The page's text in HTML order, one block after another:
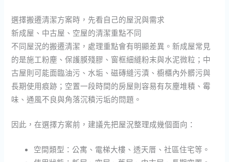
選擇搬遷清潔方案時，先看自己的屋況與需求
新成屋、中古屋、空屋的清潔重點不同
不同屋況的搬遷清潔，處理重點會有明顯差異。新成屋常見
的是施工粉塵、保護膜殘膠、窗框細縫粉末與水泥微粒；中
古屋則可能面臨油污、水垢、磁磚縫污漬、櫥櫃內外髒污與
長期使用痕跡；空置一段時間的房屋則容易有灰塵堆積、霉
味、通風不良與角落沉積污垢的問題。
因此，在選擇方案前，建議先把屋況整理成幾個面向：
空間類型：公寓、電梯大樓、透天厝、社區住宅等。